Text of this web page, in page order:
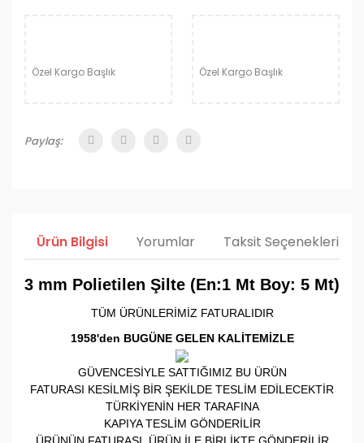
Özel Kargo Başlık Özel Kargo Başlık
Paylaş:
Ürün Bilgisi Yorumlar Taksit Seçenekleri
3 mm Polietilen Şilte (En:1 Mt Boy: 5 Mt)
TÜM ÜRÜNLERİMİZ FATURALIDIR
1958'den BUGÜNE GELEN KALİTEMİZLE
GÜVENCESİYLE SATTIĞIMIZ BU ÜRÜN
FATURASI KESİLMİŞ BİR ŞEKİLDE TESLİM EDİLECEKTİR
TÜRKİYENİN HER TARAFINA
KAPIYA TESLİM GÖNDERİLİR